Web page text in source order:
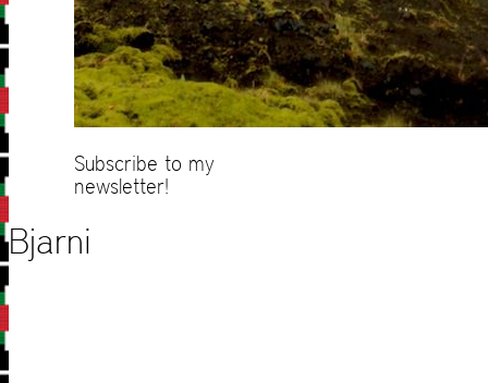
Subscribe to my
newsletter!
Bjarni